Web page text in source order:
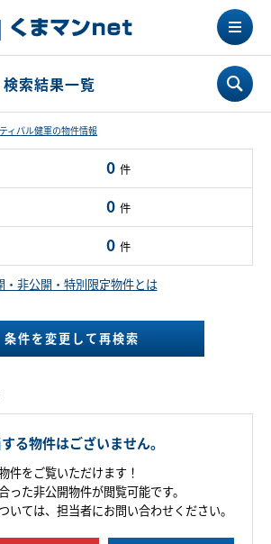
検索結果一覧
ィパル健軍の物件情報
0 件
0 件
0 件
・非公開・特別限定物件とは
条件を変更して再検索
る物件はございません。
件をご覧いただけます！
た非公開物件が閲覧可能です。
いては、担当者にお問い合わせください。